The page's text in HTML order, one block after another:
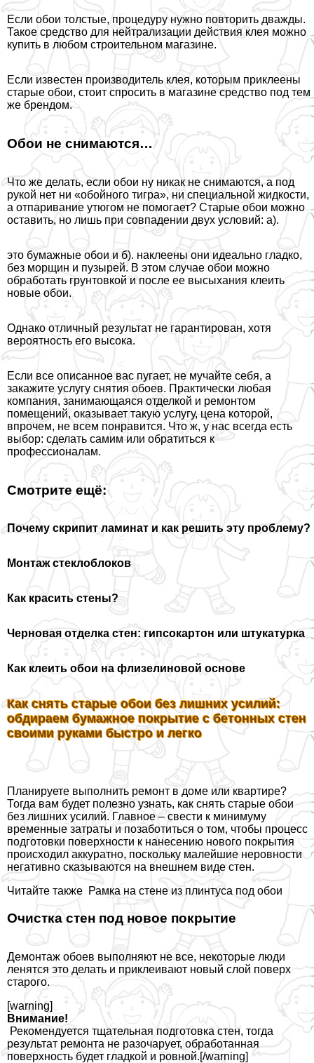
Если обои толстые, процедуру нужно повторить дважды.
Такое средство для нейтрализации действия клея можно
купить в любом строительном магазине.
Если известен производитель клея, которым приклеены
старые обои, стоит спросить в магазине средство под тем
же брендом.
Обои не снимаются…
Что же делать, если обои ну никак не снимаются, а под
рукой нет ни «обойного тигра», ни специальной жидкости,
а отпаривание утюгом не помогает? Старые обои можно
оставить, но лишь при совпадении двух условий: а).
это бумажные обои и б). наклеены они идеально гладко,
без морщин и пузырей. В этом случае обои можно
обработать грунтовкой и после ее высыхания клеить
новые обои.
Однако отличный результат не гарантирован, хотя
вероятность его высока.
Если все описанное вас пугает, не мучайте себя, а
закажите услугу снятия обоев. Пpaктически любая
компания, занимающаяся отделкой и ремонтом
помещений, оказывает такую услугу, цена которой,
впрочем, не всем понравится. Что ж, у нас всегда есть
выбор: сделать самим или обратиться к
профессионалам.
Смотрите ещё:
Почему скрипит ламинат и как решить эту проблему?
Монтаж стеклоблоков
Как красить стены?
Черновая отделка стен: гипсокартон или штукатурка
Как клеить обои на флизелиновой основе
Как снять старые обои без лишних усилий:
обдираем бумажное покрытие с бетонных стен
своими руками быстро и легко
Планируете выполнить ремонт в доме или квартире?
Тогда вам будет полезно узнать, как снять старые обои
без лишних усилий. Главное – свести к минимуму
временные затраты и позаботиться о том, чтобы процесс
подготовки поверхности к нанесению нового покрытия
происходил аккуратно, поскольку малейшие неровности
негативно сказываются на внешнем виде стен.
Читайте также Рамка на стене из плинтуса под обои
Очистка стен под новое покрытие
Демонтаж обоев выполняют не все, некоторые люди
ленятся это делать и приклеивают новый слой поверх
старого.
[warning]
Внимание!
Рекомендуется тщательная подготовка стен, тогда
результат ремонта не разочарует, обработанная
поверхность будет гладкой и ровной.[/warning]